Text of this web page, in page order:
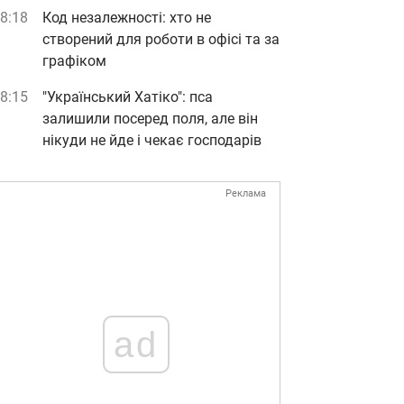
Код незалежності: хто не
створений для роботи в офісі та за
графіком
"Український Хатіко": пса
залишили посеред поля, але він
нікуди не йде і чекає господарів
Реклама
ad